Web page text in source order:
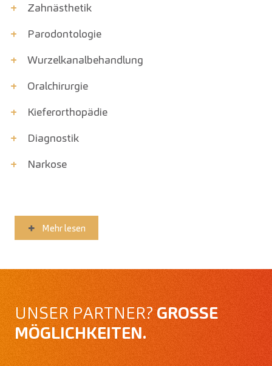
+
Zahnästhetik
+
Parodont­ologie
+
Wurzelkanal­behandlung
+
Oralchirurgie
+
Kiefer­orthopädie
+
Diagnostik
+
Narkose
Mehr lesen
UNSER PARTNER? GROSSE M
ÖGLICHKEITEN.